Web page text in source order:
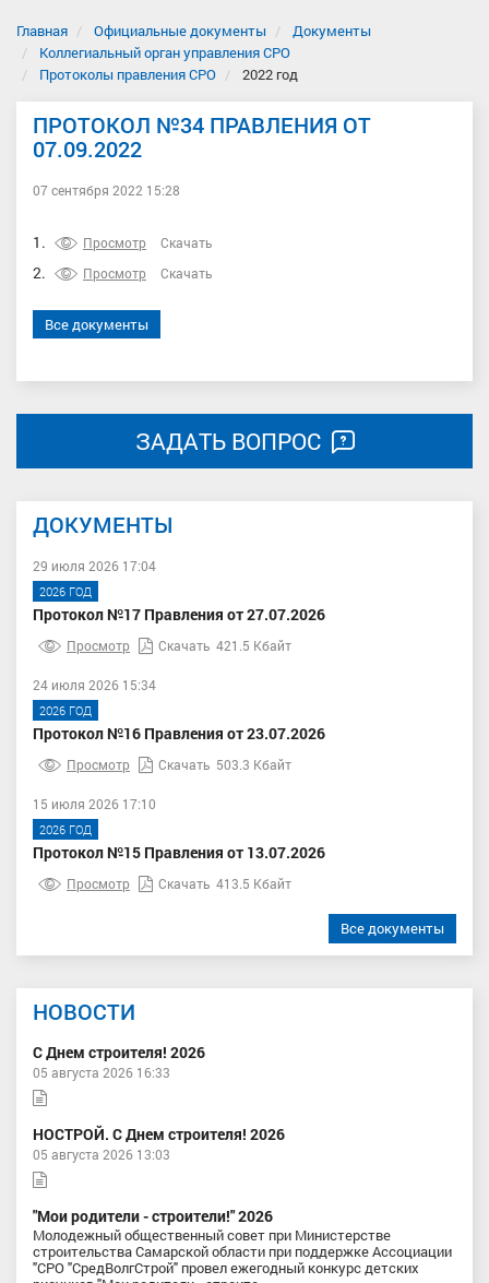
Главная Официальные документы
Документы
Коллегиальный орган управления СРО
Протоколы правления СРО
2022 год
ПРОТОКОЛ №34 ПРАВЛЕНИЯ ОТ
07.09.2022
07 сентября 2022 15:28
1. Просмотр Скачать
2. Просмотр Скачать
Все документы
ЗАДАТЬ ВОПРОС
ДОКУМЕНТЫ
29 июля 2026 17:04
2026 ГОД
Протокол №17 Правления от 27.07.2026
Просмотр Скачать 421.5 Кбайт
24 июля 2026 15:34
2026 ГОД
Протокол №16 Правления от 23.07.2026
Просмотр Скачать 503.3 Кбайт
15 июля 2026 17:10
2026 ГОД
Протокол №15 Правления от 13.07.2026
Просмотр Скачать 413.5 Кбайт
Все документы
НОВОСТИ
С Днем строителя! 2026
05 августа 2026 16:33
НОСТРОЙ. С Днем строителя! 2026
05 августа 2026 13:03
"Мои родители - строители!" 2026
Молодежный общественный совет при Министерстве
строительства Самарской области при поддержке Ассоциации
"СРО "СредВолгСтрой" провел ежегодный конкурс детских